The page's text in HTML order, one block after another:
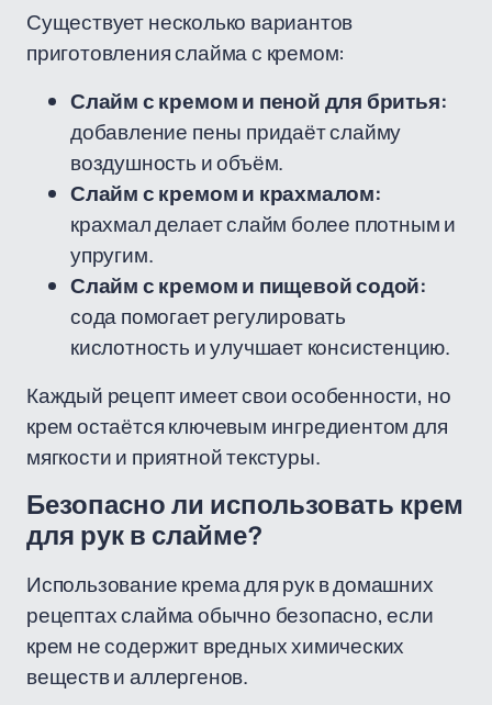
Существует несколько вариантов
приготовления слайма с кремом:
Слайм с кремом и пеной для бритья:
добавление пены придаёт слайму
воздушность и объём.
Слайм с кремом и крахмалом:
крахмал делает слайм более плотным и
упругим.
Слайм с кремом и пищевой содой:
сода помогает регулировать
кислотность и улучшает консистенцию.
Каждый рецепт имеет свои особенности, но
крем остаётся ключевым ингредиентом для
мягкости и приятной текстуры.
Безопасно ли использовать крем
для рук в слайме?
Использование крема для рук в домашних
рецептах слайма обычно безопасно, если
крем не содержит вредных химических
веществ и аллергенов.